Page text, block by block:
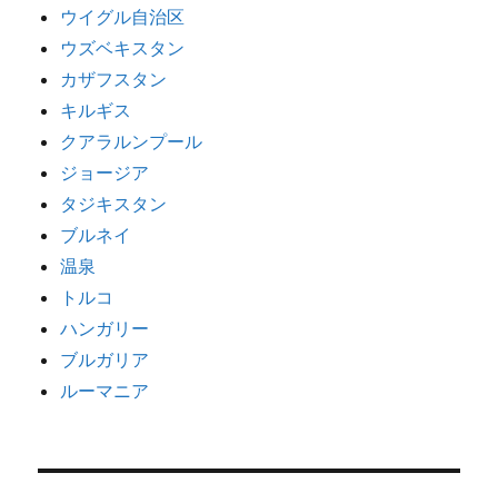
ウイグル自治区
ウズベキスタン
カザフスタン
キルギス
クアラルンプール
ジョージア
タジキスタン
ブルネイ
温泉
トルコ
ハンガリー
ブルガリア
ルーマニア